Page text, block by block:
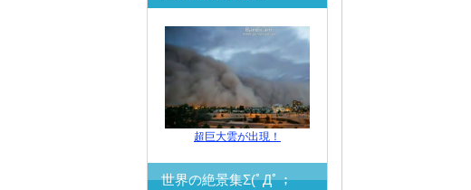
超巨大雲が出現！
世界の絶景集Σ(ﾟДﾟ；